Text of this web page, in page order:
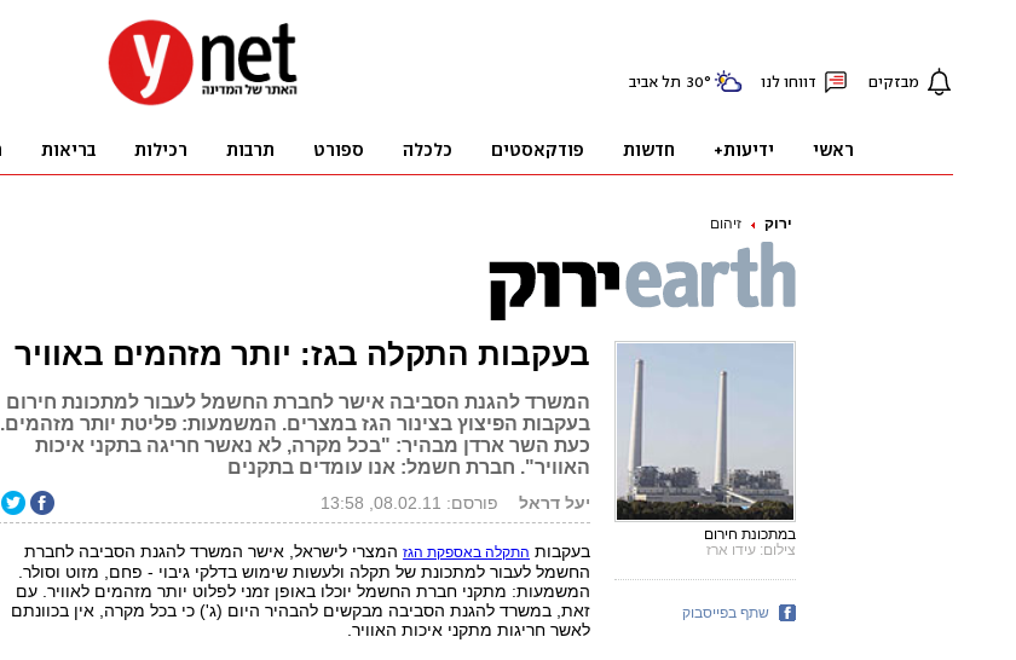
ירוק זיהום
בעקבות התקלה בגז: יותר מזהמים באוויר
המשרד להגנת הסביבה אישר לחברת החשמל לעבור למתכונת חירום
בעקבות הפיצוץ בצינור הגז במצרים. המשמעות: פליטת יותר מזהמים.
כעת השר ארדן מבהיר: "בכל מקרה, לא נאשר חריגה בתקני איכות
האוויר". חברת חשמל: אנו עומדים בתקנים
יעל דראל פורסם: 08.02.11, 13:58
בעקבות התקלה באספקת הגזהמצרי לישראל, אישר המשרד להגנת הסביבה לחברת
החשמל לעבור למתכונת של תקלה ולעשות שימוש בדלקי גיבוי - פחם, מזוט וסולר.
המשמעות: מתקני חברת החשמל יוכלו באופן זמני לפלוט יותר מזהמים לאוויר. עם
זאת, במשרד להגנת הסביבה מבקשים להבהיר היום (ג') כי בכל מקרה, אין בכוונתם
לאשר חריגות מתקני איכות האוויר.
במתכונת חירום
צילום: עידו ארז
שתף בפייסבוק